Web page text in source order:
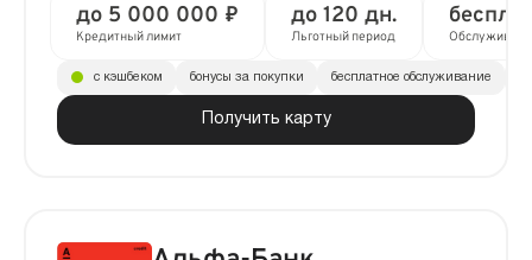
до 5 000 000 ₽
Кредитный лимит
до 120 дн.
Льготный период
Получить карту
с кэшбеком бонусы за покупки бесплатное обслуживание